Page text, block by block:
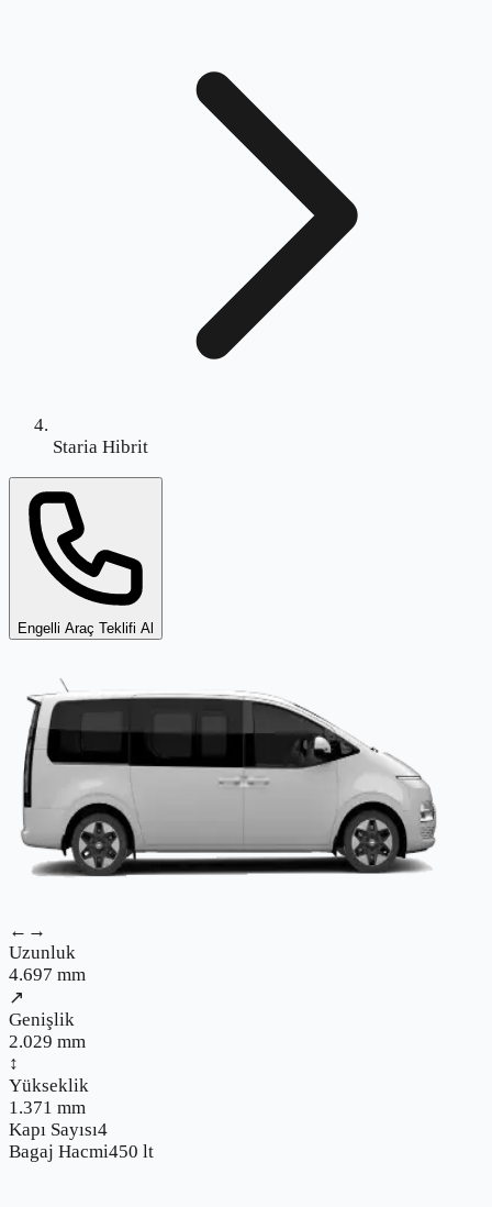
Staria Hibrit
Engelli Araç Teklifi Al
←→
Uzunluk
4.697 mm
↗
Genişlik
2.029 mm
↕
Yükseklik
1.371 mm
Kapı Sayısı4
Bagaj Hacmi450 lt